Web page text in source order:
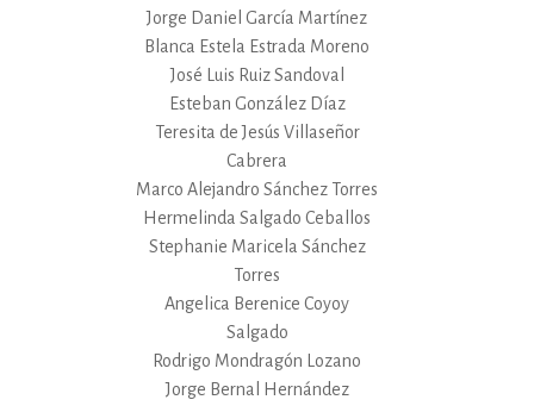
Jorge Daniel García Martínez
Blanca Estela Estrada Moreno
José Luis Ruiz Sandoval
Esteban González Díaz
Teresita de Jesús Villaseñor
Cabrera
Marco Alejandro Sánchez Torres
Hermelinda Salgado Ceballos
Stephanie Maricela Sánchez
Torres
Angelica Berenice Coyoy
Salgado
Rodrigo Mondragón Lozano
Jorge Bernal Hernández